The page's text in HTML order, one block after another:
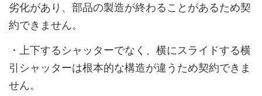
劣化があり、部品の製造が終わることがあるため契
約できません。
・上下するシャッターでなく、横にスライドする横
引シャッターは根本的な構造が違うため契約できま
せん。